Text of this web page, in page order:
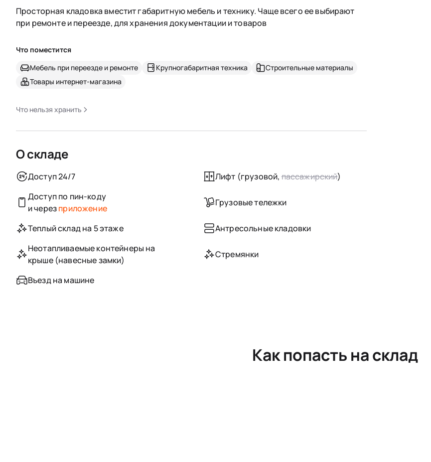
Просторная кладовка вместит габаритную мебель и технику. Чаще всего ее выбирают
при ремонте и переезде, для хранения документации и товаров
Что поместится
Мебель при переезде и ремонте
Крупногабаритная техника
Строительные материалы
Товары интернет-магазина
Что нельзя хранить
О складе
Доступ 24/7 Лифт (грузовой,пассажирский)
Доступ по пин-коду
и черезприложение
Грузовые тележки
Теплый склад на 5 этаже
Антресольные кладовки
Неотапливаемые контейнеры на
крыше (навесные замки)
Стремянки
Въезд на машине
Как попасть на склад